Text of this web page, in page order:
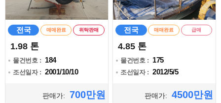
전국 매매완료 위탁판매
1.98 톤
물건번호 : 184
조선일자 : 2001/10/10
판매가: 700만원
전국 매매완료 급매
4.85 톤
물건번호 : 175
조선일자 : 2012/5/5
판매가: 4500만원